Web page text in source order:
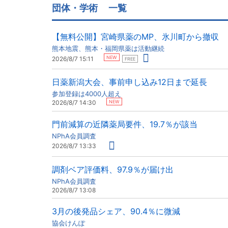
団体・学術 一覧
【無料公開】宮崎県薬のMP、氷川町から撤収
熊本地震、熊本・福岡県薬は活動継続
2026/8/7 15:11 NEW FREE
日薬新潟大会、事前申し込み12日まで延長
参加登録は4000人超え
2026/8/7 14:30 NEW
門前減算の近隣薬局要件、19.7％が該当
NPhA会員調査
2026/8/7 13:33
調剤ベア評価料、97.9％が届け出
NPhA会員調査
2026/8/7 13:08
3月の後発品シェア、90.4％に微減
協会けんぽ